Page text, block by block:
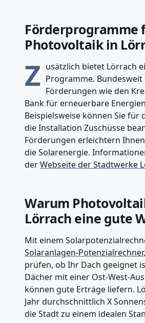
Förderprogramme
Photovoltaik in
Z usätzlich bietet Lörrach
Programme. Bundesweit
Förderungen wie den
Bank für erneuerbare
Beispielsweise können Sie für
die Installation Zuschüsse
Förderungen erleichtern
die Solarenergie.
derWebseite der Stadtwerke
Warum
Lörrach eine gute
Mit einem
Solaranlagen-Potenzialrechner
prüfen, ob Ihr Dach geeignet
Dächer mit einer Ost-West-
können gute Erträge liefern.
Jahr durchschnittlich X
die Stadt zu einem idealen